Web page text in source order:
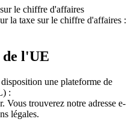
le chiffre d'affaires
la taxe sur le chiffre d'affaires :
de l'UE
une plateforme de
:
Vous trouverez notre adresse e-
légales.